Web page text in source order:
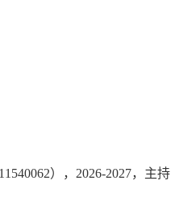
），2026-2027，主持